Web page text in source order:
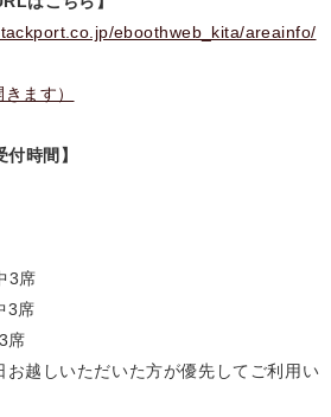
eboothweb_kita/areainfo/
ます）
時間】
3席
3席
越しいただいた方が優先してご利用い